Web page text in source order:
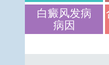
白癜风发病
病因